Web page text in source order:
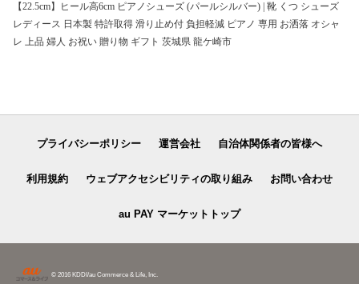
【22.5cm】ヒール高6cm ピアノシューズ (パールシルバー) | 靴 くつ シューズ
レディース 日本製 特許取得 滑り止め付 負担軽減 ピアノ 専用 お洒落 オシャ
レ 上品 婦人 お祝い 贈り物 ギフト 茨城県 龍ケ崎市
プライバシーポリシー 運営会社 自治体関係者の皆様へ
利用規約 ウェブアクセシビリティの取り組み お問い合わせ
au PAY マーケットトップ
© 2016 KDDI/au Commerce & Life, Inc.